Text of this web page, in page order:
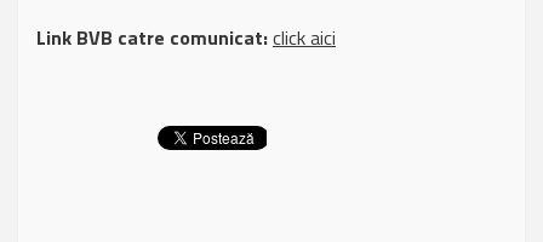
Link BVB catre comunicat:click aici